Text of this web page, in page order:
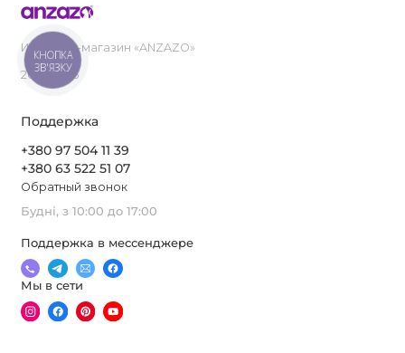
Интернет-магазин «ANZAZO»
2019-2026
Поддержка
+380 97 504 11 39
+380 63 522 51 07
Обратный звонок
Будні, з 10:00 до 17:00
Поддержка в мессенджере
Мы в сети
КНОПКА
ЗВ'ЯЗКУ